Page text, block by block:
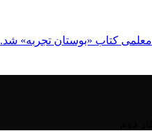
کتاب «بوستان تجربه» شد.